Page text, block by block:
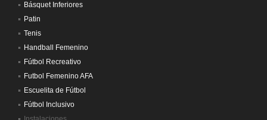
Básquet Inferiores
Patin
Tenis
Handball Femenino
Fútbol Recreativo
Futbol Femenino AFA
Escuelita de Fútbol
Fútbol Inclusivo